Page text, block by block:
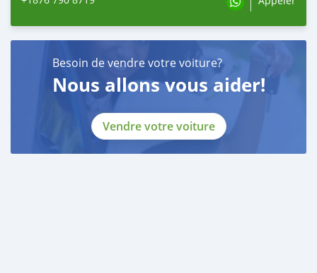
Besoin de vendre votre voiture?
Nous allons vous aider!
Vendre votre voiture